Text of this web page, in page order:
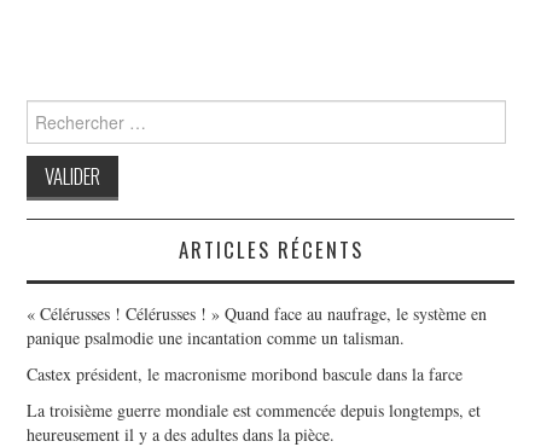
for:
ARTICLES RÉCENTS
« Célérusses ! Célérusses ! » Quand face au naufrage, le système en
panique psalmodie une incantation comme un talisman.
Castex président, le macronisme moribond bascule dans la farce
La troisième guerre mondiale est commencée depuis longtemps, et
heureusement il y a des adultes dans la pièce.